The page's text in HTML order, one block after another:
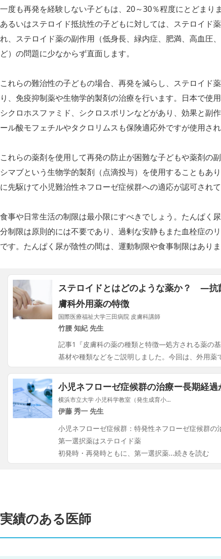
一度も再発を経験しない子どもは、20～30％程度にとどまり
あるいはステロイド抵抗性の子どもに対しては、ステロイド
れ、ステロイド薬の副作用（低身長、緑内症、肥満、高血圧、
ど）の問題に少なからず直面します。
これらの難治性の子どもの場合、再発を減らし、ステロイド
り、免疫抑制薬や生物学的製剤の治療を行います。日本で使
シクロホスファミド、シクロスポリンなどがあり、効果と副
ール酸モフェチルやタクロリムスも保険適応外ですが使用さ
これらの薬剤を使用して再発の防止が困難な子どもや薬剤の
シマブという生物学的製剤（点滴投与）を使用することもあ
に先駆けて小児難治性ネフローゼ症候群への適応が認可され
食事や日常生活の制限は最小限にすべきでしょう。たんぱく
分制限は原則的には不要であり、過剰な安静もまた血栓症の
です。たんぱく尿が陰性の間は、運動制限や食事制限はあり
ステロイドとはどのような薬か？ ―抗
膚科外用薬の特徴
国際医療福祉大学三田病院 皮膚科講師
竹腰 知紀 先生
記事1『皮膚科の薬の種類と特徴―処方される薬の
基材や種類などをご説明しました。今回は、外用薬
小児ネフローゼ症候群の治療ー長期経
横浜市立大学 小児科学教室（発生成育小...
伊藤 秀一 先生
小児ネフローゼ症候群：特発性ネフローゼ症候群の
第一選択薬はステロイド薬
初発時・再発時ともに、第一選択薬...続きを読む
実績のある医師